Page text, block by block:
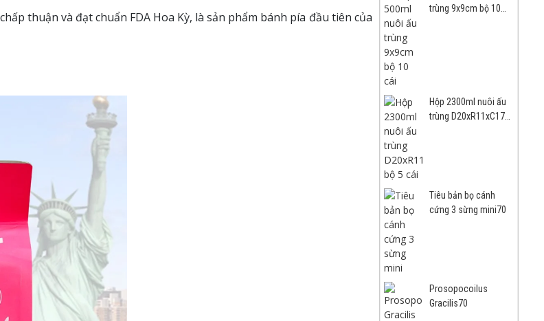
thuận và đạt chuẩn FDA Hoa Kỳ, là sản phẩm bánh pía đầu tiên của
trùng 9x9cm bộ 10
Hộp 2300ml nuôi ấu
trùng D20xR11xC17
Tiêu bản bọ cánh
cứng 3 sừng mini70
Prosopocoilus
Gracilis70